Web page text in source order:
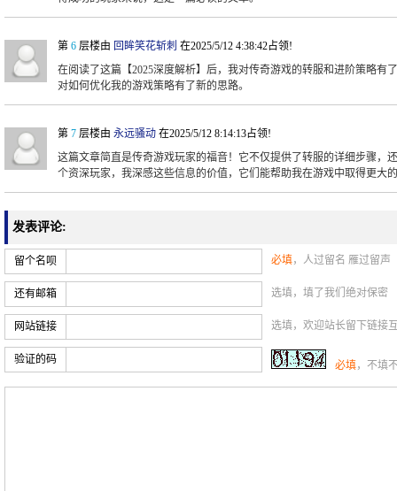
第 6 层楼由 回眸笑花斩刺 在2025/5/12 4:38:42占领!
在阅读了这篇【2025深度解析】后，我对传奇游戏的转服和进阶策略有
对如何优化我的游戏策略有了新的思路。
第 7 层楼由 永远骚动 在2025/5/12 8:14:13占领!
这篇文章简直是传奇游戏玩家的福音！它不仅提供了转服的详细步骤，
个资深玩家，我深感这些信息的价值，它们能帮助我在游戏中取得更大
发表评论:
留个名呗 必填，人过留名 雁过留声
还有邮箱 选填，填了我们绝对保密
网站链接 选填，欢迎站长留下链接
验证的码 必填，不填